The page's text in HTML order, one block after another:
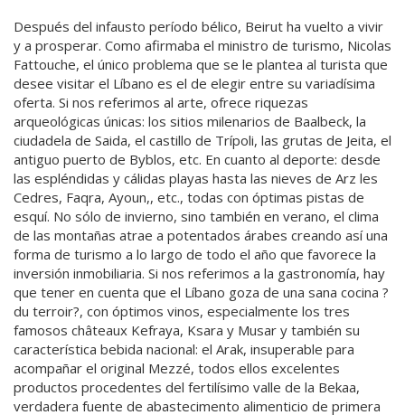
Después del infausto período bélico, Beirut ha vuelto a vivir
y a prosperar. Como afirmaba el ministro de turismo, Nicolas
Fattouche, el único problema que se le plantea al turista que
desee visitar el Líbano es el de elegir entre su variadísima
oferta. Si nos referimos al arte, ofrece riquezas
arqueológicas únicas: los sitios milenarios de Baalbeck, la
ciudadela de Saida, el castillo de Trípoli, las grutas de Jeita, el
antiguo puerto de Byblos, etc. En cuanto al deporte: desde
las espléndidas y cálidas playas hasta las nieves de Arz les
Cedres, Faqra, Ayoun,, etc., todas con óptimas pistas de
esquí. No sólo de invierno, sino también en verano, el clima
de las montañas atrae a potentados árabes creando así una
forma de turismo a lo largo de todo el año que favorece la
inversión inmobiliaria. Si nos referimos a la gastronomía, hay
que tener en cuenta que el Líbano goza de una sana cocina ?
du terroir?, con óptimos vinos, especialmente los tres
famosos châteaux Kefraya, Ksara y Musar y también su
característica bebida nacional: el Arak, insuperable para
acompañar el original Mezzé, todos ellos excelentes
productos procedentes del fertilísimo valle de la Bekaa,
verdadera fuente de abastecimento alimenticio de primera